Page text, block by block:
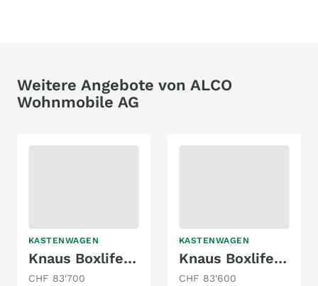
Weitere Angebote von ALCO
Wohnmobile AG
KASTENWAGEN
Knaus Boxlife 600 MQ Platinum Selection
CHF 83'700
KASTENWAGEN
Knaus Boxlife 600 MQ Platinum Selection / AD
CHF 83'600